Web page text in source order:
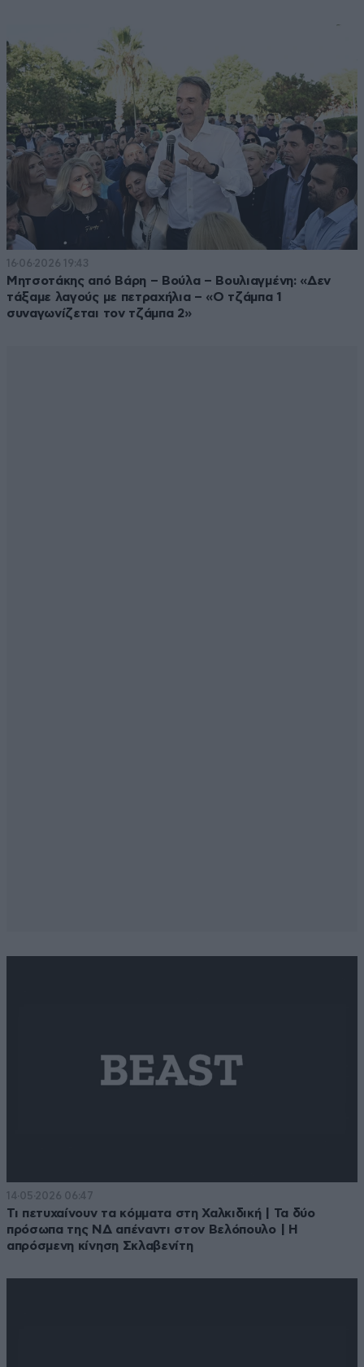
16·06·2026 19:43
Μητσοτάκης από Βάρη – Βούλα – Βουλιαγμένη: «Δεν
τάξαμε λαγούς με πετραχήλια – «Ο τζάμπα 1
συναγωνίζεται τον τζάμπα 2»
14·05·2026 06:47
Τι πετυχαίνουν τα κόμματα στη Χαλκιδική | Τα δύο
πρόσωπα της ΝΔ απέναντι στον Βελόπουλο | Η
απρόσμενη κίνηση Σκλαβενίτη